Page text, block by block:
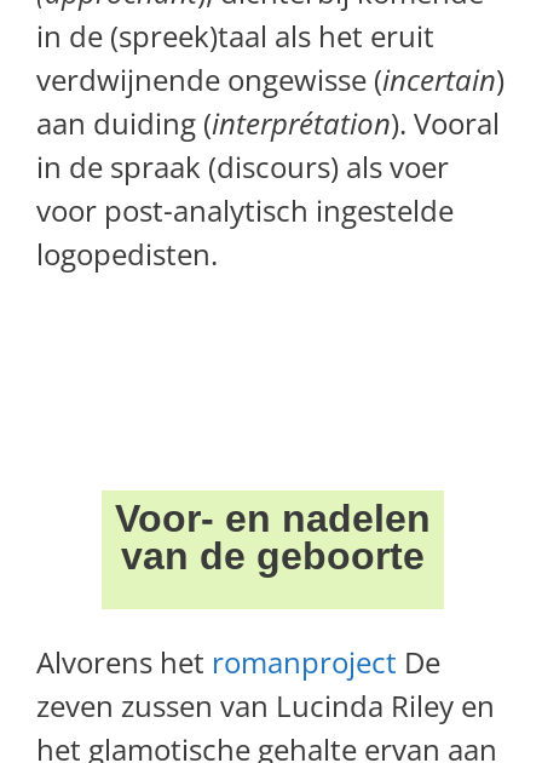
in de (spreek)taal als het eruit
verdwijnende ongewisse (incertain)
aan duiding (interprétation). Vooral
in de spraak (discours) als voer
voor post-analytisch ingestelde
logopedisten.
Voor- en nadelen
van de geboorte
Alvorens het romanproject De
zeven zussen van Lucinda Riley en
het glamotische gehalte ervan aan